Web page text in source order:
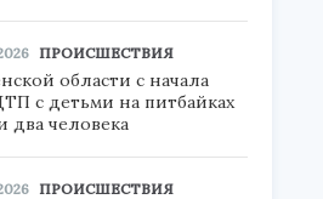
ПРОИСШЕСТВИЯ
области с начала
с детьми на питбайках
два человека
ПРОИСШЕСТВИЯ